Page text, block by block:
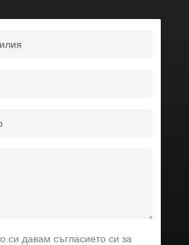
си давам съгласието си за